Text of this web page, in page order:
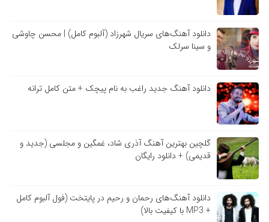
دانلود آهنگ‌های سریال شهرزاد (آلبوم کامل) | محسن چاوشی
و سینا سرلک
دانلود آهنگ جدید راغب به نام پیچک + متن کامل ترانه
گلچین بهترین آهنگ آذری شاد، غمگین و مجلسی (جدید و
قدیمی) + دانلود رایگان
دانلود آهنگ‌های رحمان و رحیم در پایتخت (فول آلبوم کامل
+ MP3 با کیفیت بالا)